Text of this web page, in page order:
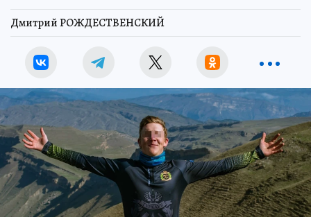
Дмитрий РОЖДЕСТВЕНСКИЙ